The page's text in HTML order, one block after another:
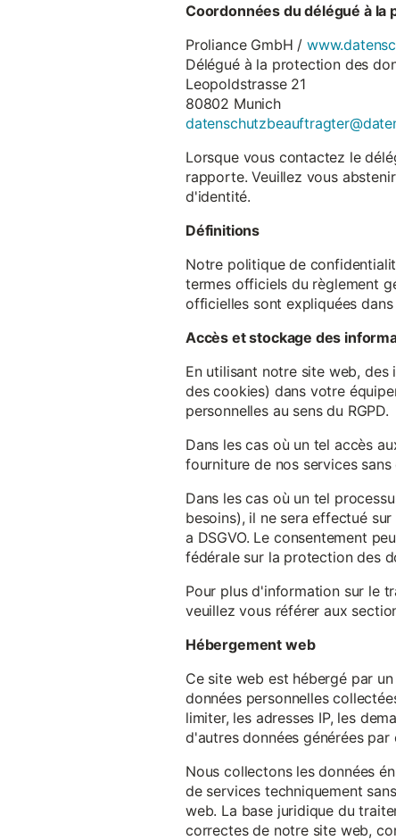
Coordonnées du délégué à la
Proliance GmbH /
Délégué à la protection des
Leopoldstrasse 21
80802 Munich
Lorsque vous contactez le
rapporte. Veuillez vous
d'identité.
Définitions
Notre politique de
termes officiels du règlement
officielles sont expliquées dans
Accès et stockage des
En utilisant notre site web,
des cookies) dans votre
personnelles au sens du RGPD.
Dans les cas où un tel accès
fourniture de nos services
Dans les cas où un tel
besoins), il ne sera effectué
a DSGVO. Le consentement
fédérale sur la protection des
Pour plus d'information sur le
veuillez vous référer aux
Hébergement web
Ce site web est hébergé par
données personnelles
limiter, les adresses IP, les
d'autres données générées par
Nous collectons les données
de services techniquement
web. La base juridique du
correctes de notre site web,